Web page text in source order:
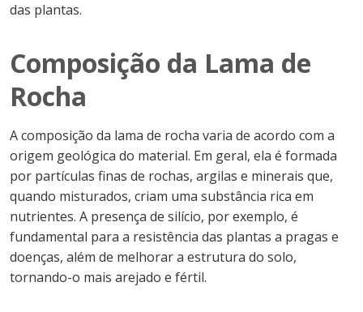
das plantas.
Composição da Lama de
Rocha
A composição da lama de rocha varia de acordo com a
origem geológica do material. Em geral, ela é formada
por partículas finas de rochas, argilas e minerais que,
quando misturados, criam uma substância rica em
nutrientes. A presença de silício, por exemplo, é
fundamental para a resistência das plantas a pragas e
doenças, além de melhorar a estrutura do solo,
tornando-o mais arejado e fértil.